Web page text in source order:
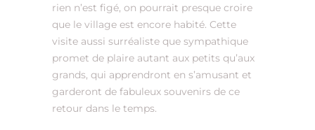
rien n’est figé, on pourrait presque croire
que le village est encore habité. Cette
visite aussi surréaliste que sympathique
promet de plaire autant aux petits qu’aux
grands, qui apprendront en s’amusant et
garderont de fabuleux souvenirs de ce
retour dans le temps.